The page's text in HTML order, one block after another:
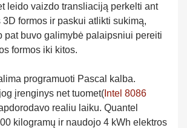
leido vaizdo transliaciją perkelti ant
formos ir paskui atlikti sukimą,
pat buvo galimybė palaipsniui pereiti
formos iki kitos.
programuoti Pascal kalba.
įrenginys net tuomet( Intel 8086
realiu laiku. Quantel
kilogramų ir naudojo 4 kWh elektros